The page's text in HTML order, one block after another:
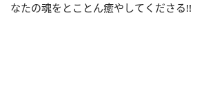
なたの魂をとことん癒やしてくださる!!